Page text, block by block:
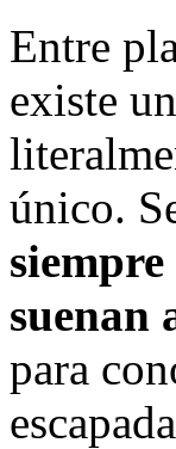
Entre
existe
único.
suenan
para